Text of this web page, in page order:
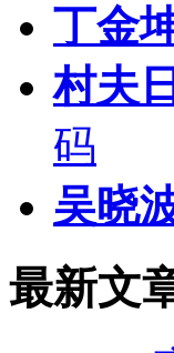
丁金
村夫
码
吴晓
最新文